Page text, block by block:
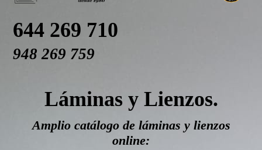
644 269 710
948 269 759
Láminas y Lienzos.
Amplio catálogo de láminas y lienzos
online: